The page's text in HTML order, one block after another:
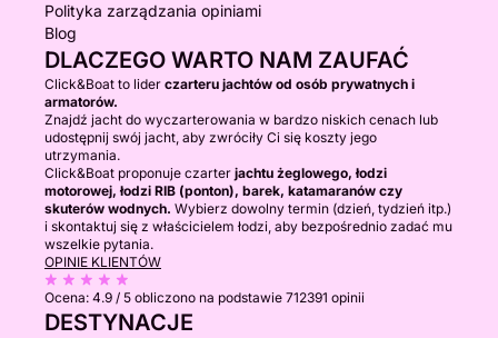
Polityka zarządzania opiniami
Blog
DLACZEGO WARTO NAM ZAUFAĆ
Click&Boat to lider czarteru jachtów od osób prywatnych i
armatorów.
Znajdź jacht do wyczarterowania w bardzo niskich cenach lub
udostępnij swój jacht, aby zwróciły Ci się koszty jego
utrzymania.
Click&Boat proponuje czarter jachtu żeglowego, łodzi
motorowej, łodzi RIB (ponton), barek, katamaranów czy
skuterów wodnych. Wybierz dowolny termin (dzień, tydzień itp.)
i skontaktuj się z właścicielem łodzi, aby bezpośrednio zadać mu
wszelkie pytania.
OPINIE KLIENTÓW
Ocena: 4.9 / 5 obliczono na podstawie 712391 opinii
DESTYNACJE